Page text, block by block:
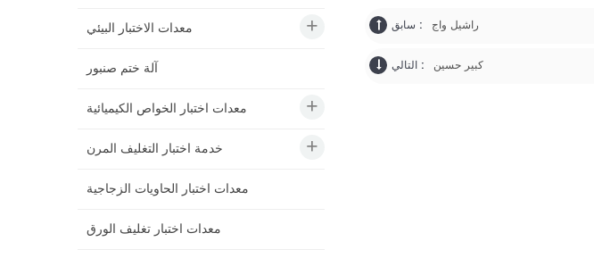
معدات الاختبار البيئي
آلة ختم صنبور
معدات اختبار الخواص الكيميائية
خدمة اختبار التغليف المرن
معدات اختبار الحاويات الزجاجية
معدات اختبار تغليف الورق
سابق : راشيل واج
التالي : كبير حسين